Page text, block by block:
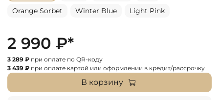
Orange Sorbet
Winter Blue Light Pink
2 990 ₽*
3 289 ₽ при оплате по QR-коду
3 439 ₽ при оплате картой или оформлении в кредит/рассрочку
В корзину